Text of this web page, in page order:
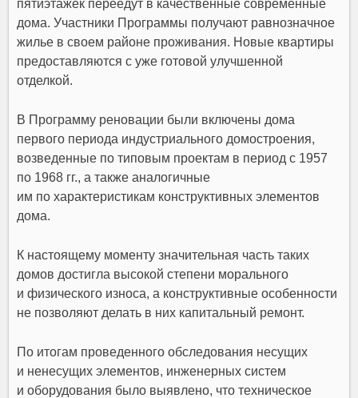
пятиэтажек переедут в качественные современные
дома. Участники Программы получают равнозначное
жилье в своем районе проживания. Новые квартиры
предоставляются с уже готовой улучшенной
отделкой.
В Программу реновации были включены дома
первого периода индустриального домостроения,
возведенные по типовым проектам в период с 1957
по 1968 гг., а также аналогичные
им по характеристикам конструктивных элементов
дома.
К настоящему моменту значительная часть таких
домов достигла высокой степени морального
и физического износа, а конструктивные особенности
не позволяют делать в них капитальный ремонт.
По итогам проведенного обследования несущих
и ненесущих элементов, инженерных систем
и оборудования было выявлено, что техническое